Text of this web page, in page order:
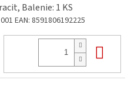
Balenie: 1 KS
EAN: 8591806192225